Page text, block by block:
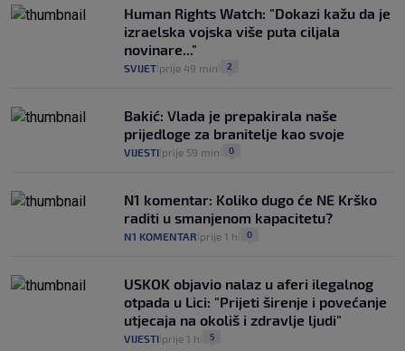
Human Rights Watch: "Dokazi kažu da je
izraelska vojska više puta ciljala
novinare..."
SVIJET prije 49 min 2
Bakić: Vlada je prepakirala naše
prijedloge za branitelje kao svoje
VIJESTI prije 59 min 0
N1 komentar: Koliko dugo će NE Krško
raditi u smanjenom kapacitetu?
N1 KOMENTAR prije 1 h 0
USKOK objavio nalaz u aferi ilegalnog
otpada u Lici: "Prijeti širenje i povećanje
utjecaja na okoliš i zdravlje ljudi"
VIJESTI prije 1 h 5